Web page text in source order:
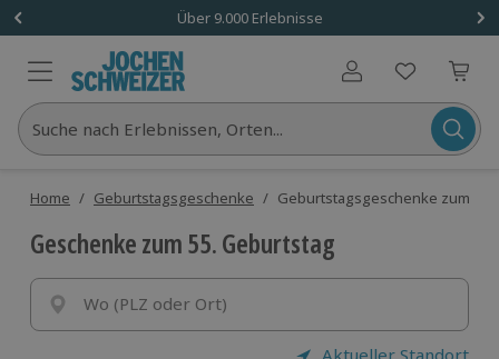
Über 9.000 Erlebnisse
Benutzerkonto
Suche nach Erlebnissen, Orten...
Home / Geburtstagsgeschenke / Geburtstagsgeschenke zum
Geschenke zum 55. Geburtstag
Wo (PLZ oder Ort)
Aktueller Standort